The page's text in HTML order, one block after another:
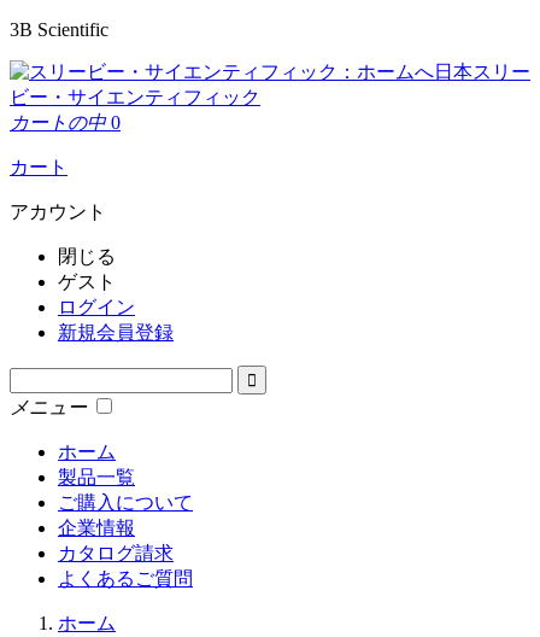
3B Scientific
日本スリー
ビー・サイエンティフィック
カートの中 0
カート
アカウント
閉じる
ゲスト
ログイン
新規会員登録
メニュー
ホーム
製品一覧
ご購入について
企業情報
カタログ請求
よくあるご質問
ホーム